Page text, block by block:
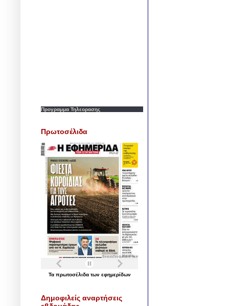
Προγραμμα Τηλεορασης
Πρωτοσέλιδα
Τα πρωτοσέλιδα των εφημερίδων
Δημοφιλείς αναρτήσεις